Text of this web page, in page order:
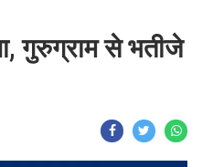
गुरुग्राम से भतीजे